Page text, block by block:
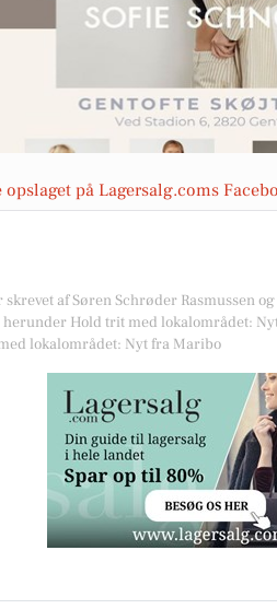
opslaget på Lagersalg.coms
af Søren Schrøder Rasmussen
Hold trit med lokalområdet:
lokalområdet: Nyt fra Maribo